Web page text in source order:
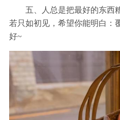
五、人总是把最好的东西
若只如初见，希望你能明白：
好~